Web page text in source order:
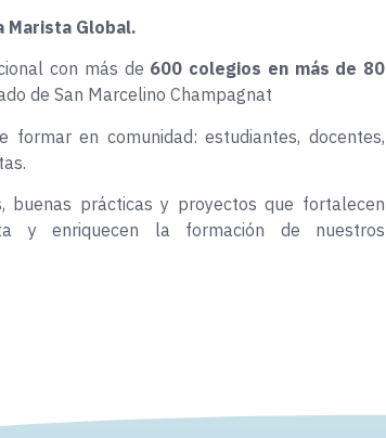
Marista Global.
con más de 600 colegios en más de 80
de San Marcelino Champagnat
formar en comunidad: estudiantes, docentes,
buenas prácticas y proyectos que fortalecen
y enriquecen la formación de nuestros